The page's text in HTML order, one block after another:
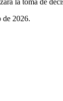
de 2026.